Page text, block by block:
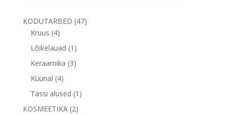
KODUTARBED 4747
Kruus 44
toodet
Lõikelauad 1 1
toode
Keraamika 33
Küünal 44
toodet
Tassi alused 1 1
KOSMEETIKA 22